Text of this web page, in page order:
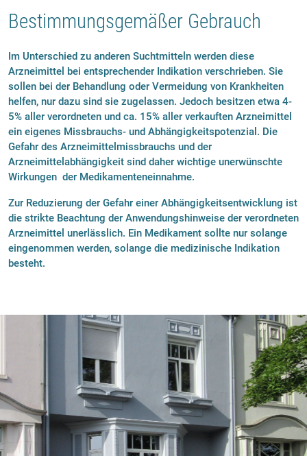
Bestimmungsgemäßer Gebrauch
Im Unterschied zu anderen Suchtmitteln werden diese
Arzneimittel bei entsprechender Indikation verschrieben. Sie
sollen bei der Behandlung oder Vermeidung von Krankheiten
helfen, nur dazu sind sie zugelassen. Jedoch besitzen etwa 4-
5% aller verordneten und ca. 15% aller verkauften Arzneimittel
ein eigenes Missbrauchs- und Abhängigkeitspotenzial. Die
Gefahr des Arzneimittelmissbrauchs und der
Arzneimittelabhängigkeit sind daher wichtige unerwünschte
Wirkungen der Medikamenteneinnahme.
Zur Reduzierung der Gefahr einer Abhängigkeitsentwicklung ist
die strikte Beachtung der Anwendungshinweise der verordneten
Arzneimittel unerlässlich. Ein Medikament sollte nur solange
eingenommen werden, solange die medizinische Indikation
besteht.